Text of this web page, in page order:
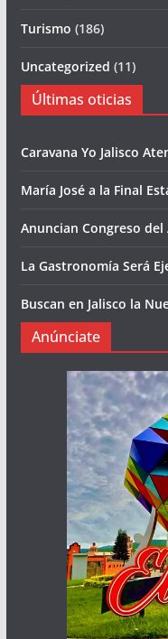
Turismo (186)
Uncategorized (11)
Últimas oticias
Caravana Yo Jalisco
María José a la Final
Anuncian Congreso del
La Gastronomía Será
Buscan en Jalisco la
Anúnciate